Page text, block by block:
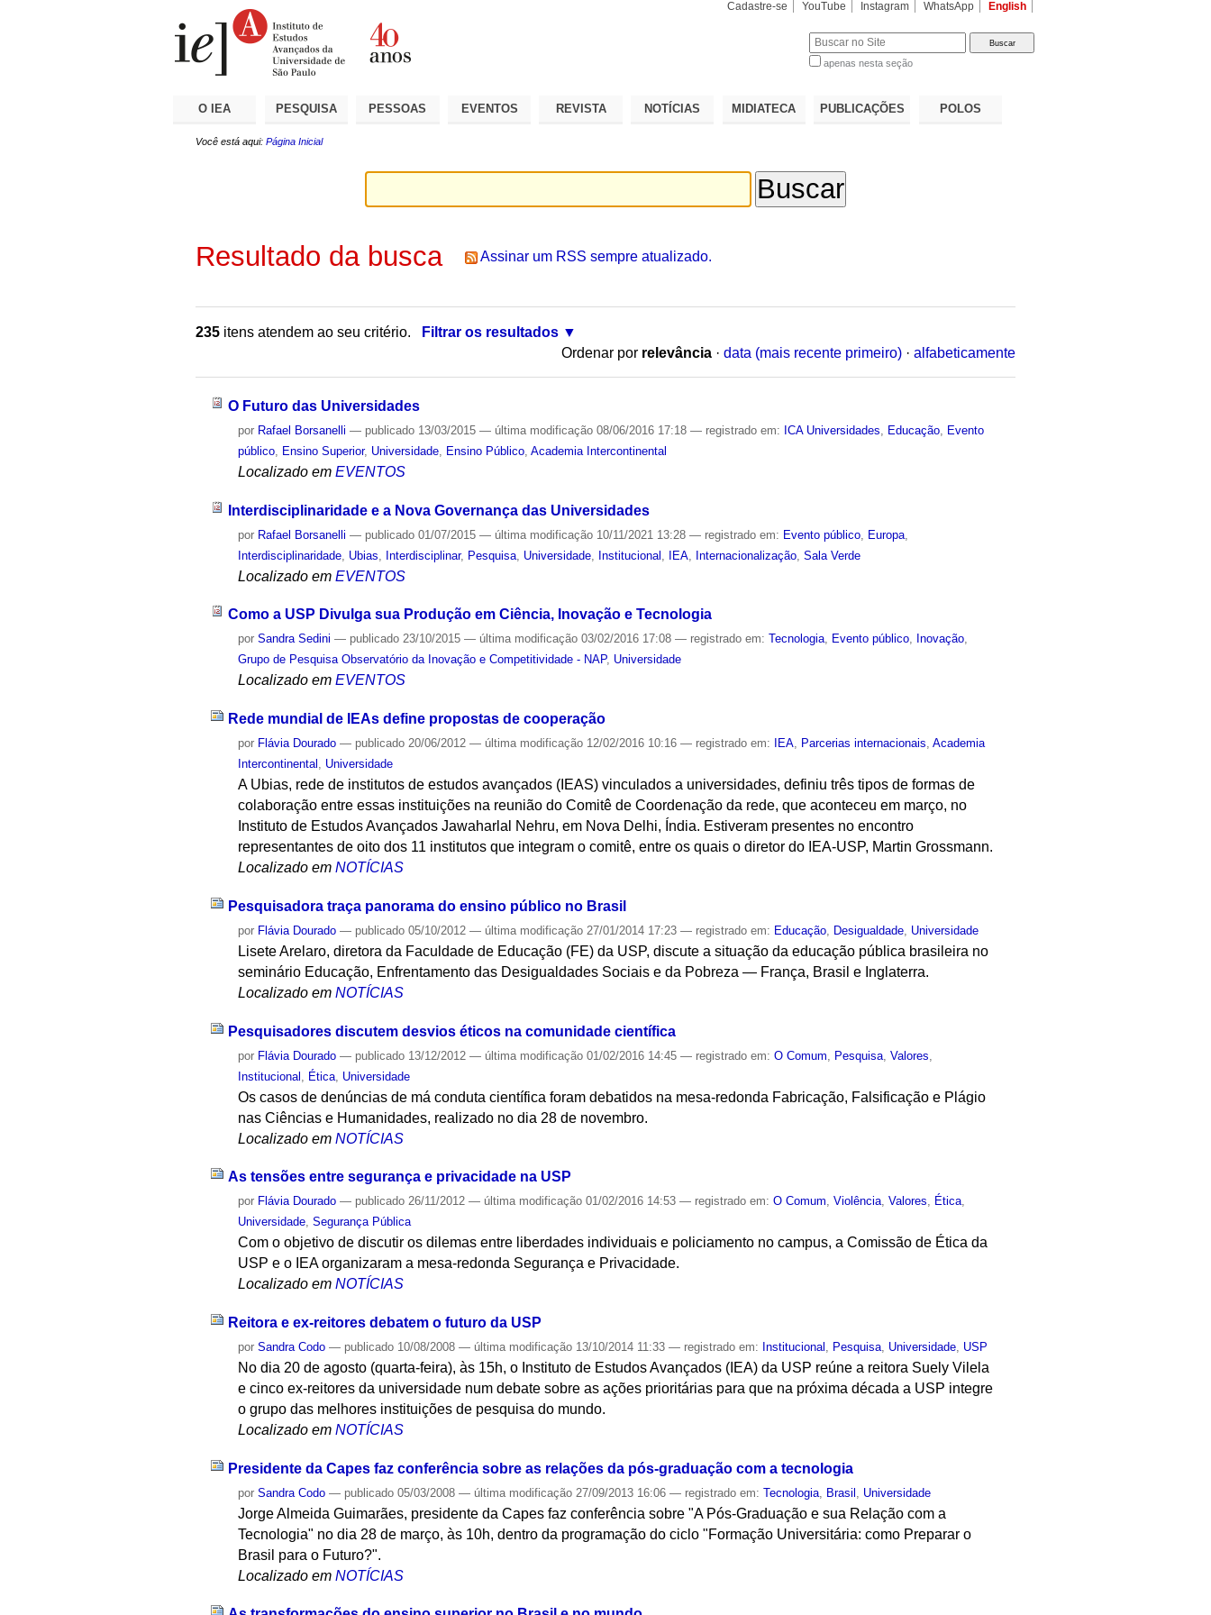
Cadastre-se YouTube Instagram WhatsApp English
apenas nesta seção
O IEA PESQUISA PESSOAS EVENTOS REVISTA NOTÍCIAS MIDIATECA PUBLICAÇÕES POLOS
Você está aqui: Página Inicial
Resultado da busca Assinar um RSS sempre atualizado.
235 itens atendem ao seu critério.
Filtrar os resultados
Ordenar por relevância · data (mais recente primeiro) · alfabeticamente
O Futuro das Universidades
por Rafael Borsanelli — publicado 13/03/2015— última modificação 08/06/2016 17:18— registrado em: ICA Universidades Educação
Evento
público
Ensino Superior, Universidade Ensino Público ,Academia Intercontinental
Localizado em EVENTOS
Interdisciplinaridade e a Nova Governança das Universidades
por Rafael Borsanelli — publicado 01/07/2015— última modificação 10/11/2021 13:28— registrado em: Evento público Europa
Interdisciplinaridade Ubias Interdisciplinar, Pesquisa Universidade Institucional IEA Internacionalização ,Sala Verde
Localizado em EVENTOS
Como a USP Divulga sua Produção em Ciência, Inovação e Tecnologia
porSandra Sedini — publicado 23/10/2015— última modificação 03/02/2016 17:08— registrado em:Tecnologia, Evento público, Inovação,
Grupo de Pesquisa Observatório da Inovação e Competitividade - NAP, Universidade
Localizado em EVENTOS
Rede mundial de IEAs define propostas de cooperação
por Flávia Dourado — publicado 20/06/2012— última modificação 12/02/2016 10:16— registrado em: IEA, Parcerias internacionais,Academia
Intercontinental , Universidade
A Ubias, rede de institutos de estudos avançados (IEAS) vinculados a universidades, definiu três tipos de formas de
colaboração entre essas instituições na reunião do Comitê de Coordenação da rede, que aconteceu em março, no
Instituto de Estudos Avançados Jawaharlal Nehru, em Nova Delhi, Índia. Estiveram presentes no encontro
representantes de oito dos 11 institutos que integram o comitê, entre os quais o diretor do IEA-USP, Martin Grossmann.
Localizado em NOTÍCIAS
Pesquisadora traça panorama do ensino público no Brasil
por Flávia Dourado — publicado 05/10/2012— última modificação 27/01/2014 17:23— registrado em: Educação Desigualdade Universidade
Lisete Arelaro, diretora da Faculdade de Educação (FE) da USP, discute a situação da educação pública brasileira no
seminário Educação, Enfrentamento das Desigualdades Sociais e da Pobreza — França, Brasil e Inglaterra.
Localizado em NOTÍCIAS
Pesquisadores discutem desvios éticos na comunidade científica
por Flávia Dourado — publicado 13/12/2012— última modificação 01/02/2016 14:45— registrado em:O Comum Pesquisa ,Valores
Institucional
Ética Universidade
Os casos de denúncias de má conduta científica foram debatidos na mesa-redonda Fabricação, Falsificação e Plágio
nas Ciências e Humanidades, realizado no dia 28 de novembro.
Localizado em NOTÍCIAS
As tensões entre segurança e privacidade na USP
por Flávia Dourado — publicado 26/11/2012— última modificação 01/02/2016 14:53— registrado em:O Comum,Violência,Valores, Ética,
Universidade,Segurança Pública
Com o objetivo de discutir os dilemas entre liberdades individuais e policiamento no campus, a Comissão de Ética da
USP e o IEA organizaram a mesa-redonda Segurança e Privacidade.
Localizado em NOTÍCIAS
Reitora e ex-reitores debatem o futuro da USP
porSandra Codo — publicado 10/08/2008— última modificação 13/10/2014 11:33— registrado em: Institucional Pesquisa Universidade USP
No dia 20 de agosto (quarta-feira), às 15h, o Instituto de Estudos Avançados (IEA) da USP reúne a reitora Suely Vilela
e cinco ex-reitores da universidade num debate sobre as ações prioritárias para que na próxima década a USP integre
o grupo das melhores instituições de pesquisa do mundo.
Localizado em NOTÍCIAS
Presidente da Capes faz conferência sobre as relações da pós-graduação com a tecnologia
porSandra Codo — publicado 05/03/2008— última modificação 27/09/2013 16:06— registrado em:Tecnologia Brasil Universidade
Jorge Almeida Guimarães, presidente da Capes faz conferência sobre "A Pós-Graduação e sua Relação com a
Tecnologia" no dia 28 de março, às 10h, dentro da programação do ciclo "Formação Universitária: como Preparar o
Brasil para o Futuro?".
Localizado em NOTÍCIAS